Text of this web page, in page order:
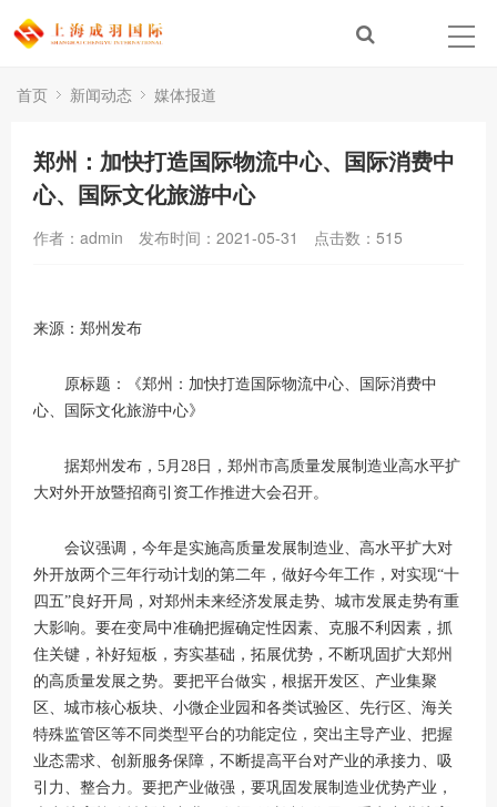
首页 新闻动态 媒体报道
郑州：加快打造国际物流中心、国际消费中
心、国际文化旅游中心
作者：admin 发布时间：2021-05-31 点击数： 515
来源：郑州发布
原标题：《郑州：加快打造国际物流中心、国际消费中
心、国际文化旅游中心》
据郑州发布，5月28日，郑州市高质量发展制造业高水平扩
大对外开放暨招商引资工作推进大会召开。
会议强调，今年是实施高质量发展制造业、高水平扩大对
外开放两个三年行动计划的第二年，做好今年工作，对实现“十
四五”良好开局，对郑州未来经济发展走势、城市发展走势有重
大影响。要在变局中准确把握确定性因素、克服不利因素，抓
住关键，补好短板，夯实基础，拓展优势，不断巩固扩大郑州
的高质量发展之势。要把平台做实，根据开发区、产业集聚
区、城市核心板块、小微企业园和各类试验区、先行区、海关
特殊监管区等不同类型平台的功能定位，突出主导产业、把握
业态需求、创新服务保障，不断提高平台对产业的承接力、吸
引力、整合力。要把产业做强，要巩固发展制造业优势产业，